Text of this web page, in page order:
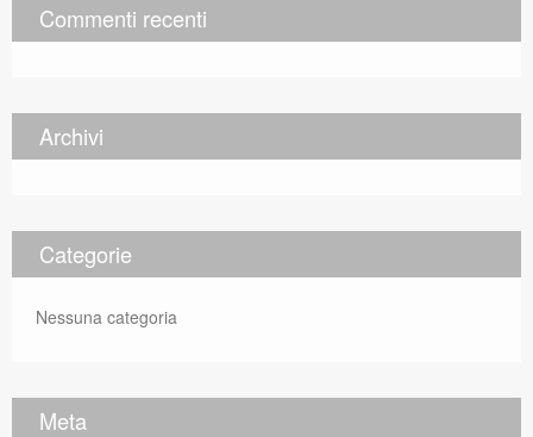
Commenti recenti
Archivi
Categorie
Nessuna categoria
Meta